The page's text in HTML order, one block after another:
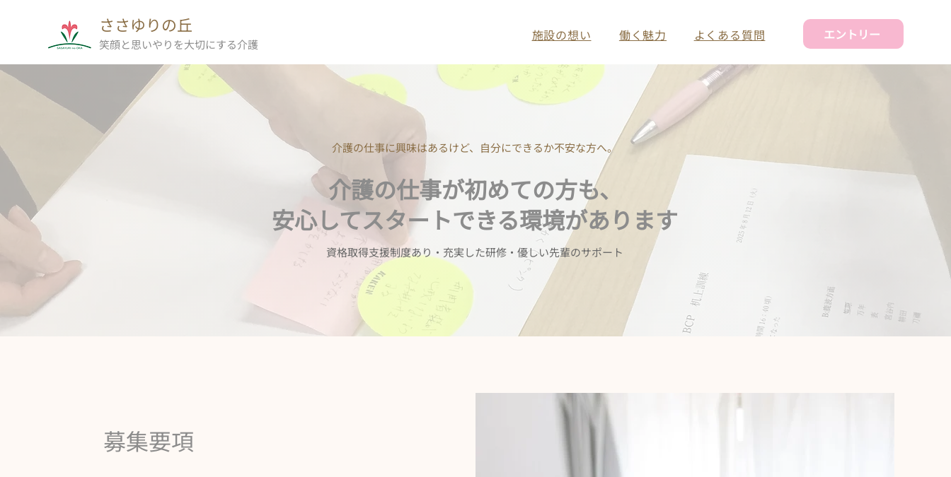
​ささゆりの丘
​笑顔と思いやりを大切にする介護
施設の想い 働く魅力 よくある質問 エントリー
介護の仕事に興味はあるけど、自分にできるか不安な方へ。
介護の仕事が初めての方も、
安心してスタートできる環境があります
資格取得支援制度あり・充実した研修・優しい先輩のサポート
​募集要項